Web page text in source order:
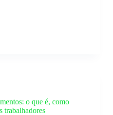
o que é, como
trabalhadores